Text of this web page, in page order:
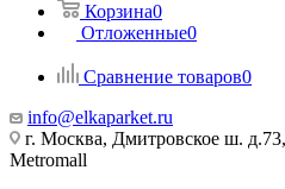
Корзина0
Отложенные0
Сравнение товаров0
info@elkaparket.ru
г. Москва, Дмитровское ш.
Metromall